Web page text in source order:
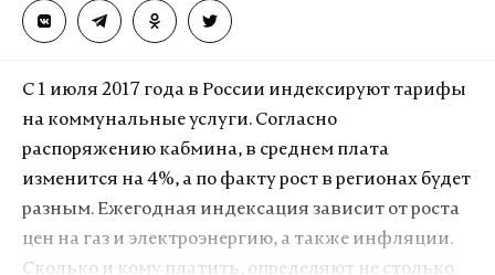
Кэрри Лам окончила факультет общественных
наук Гонконгского университета. С 1980 года и до
участия в выборах на пост главы Гонконга
занимала разные должности в
правительственных структурах и ведомствах. С
2007-го по 2012 год была министром по вопросам
развития, а затем стала вторым человеком в
С 1 июля 2017 года в России индексируют тарифы
на коммунальные услуги. Согласно
распоряжению кабмина, в среднем плата
изменится на 4%, а по факту рост в регионах будет
разным. Ежегодная индексация зависит от роста
цен на газ и электроэнергию, а также инфляции.
Сколько и кому платить, определяют не столько